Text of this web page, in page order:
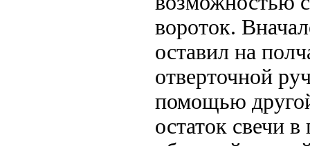
вороток.
оставил на
отверточной
помощью
остаток свечи